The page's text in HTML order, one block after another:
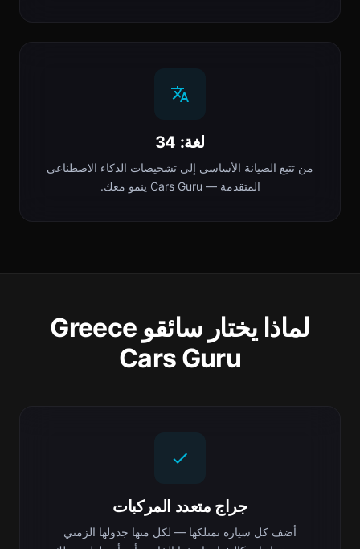
لغة: 34
من تتبع الصيانة الأساسي إلى تشخيصات الذكاء الاصطناعي
المتقدمة — Cars Guru ينمو معك.
لماذا يختار سائقو Greece
Cars Guru
جراج متعدد المركبات
أضف كل سيارة تمتلكها — لكل منها جدولها الزمني